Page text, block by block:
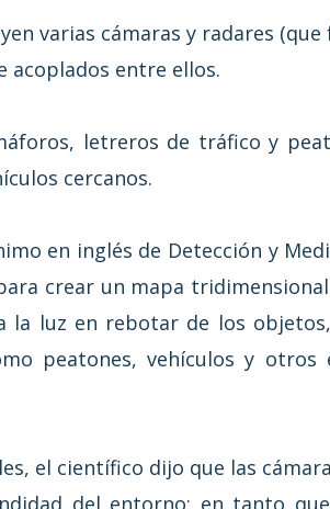
varias cámaras y radares
acoplados entre ellos.
letreros de tráfico y
cercanos.
en inglés de Detección y
crear un mapa
luz en rebotar de los
peatones, vehículos y
el científico dijo que las
del entorno; en tanto